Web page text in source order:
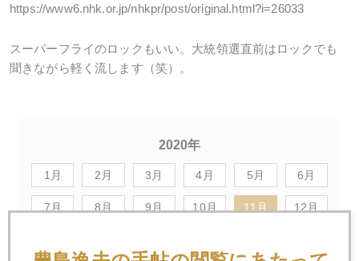
https://www6.nhk.or.jp/nhkpr/post/original.html?i=26033
スーパーフライのロックもいい。大統領選直前はロックでも
聞きながら軽く流します（笑）。
2020年
1月 2月 3月 4月 5月 6月
7月 8月 9月 10月 11月 12月